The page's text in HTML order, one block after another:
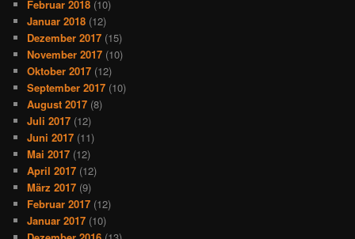
Februar 2018 (10)
Januar 2018 (12)
Dezember 2017 (15)
November 2017 (10)
Oktober 2017 (12)
September 2017 (10)
August 2017 (8)
Juli 2017 (12)
Juni 2017 (11)
Mai 2017 (12)
April 2017 (12)
März 2017 (9)
Februar 2017 (12)
Januar 2017 (10)